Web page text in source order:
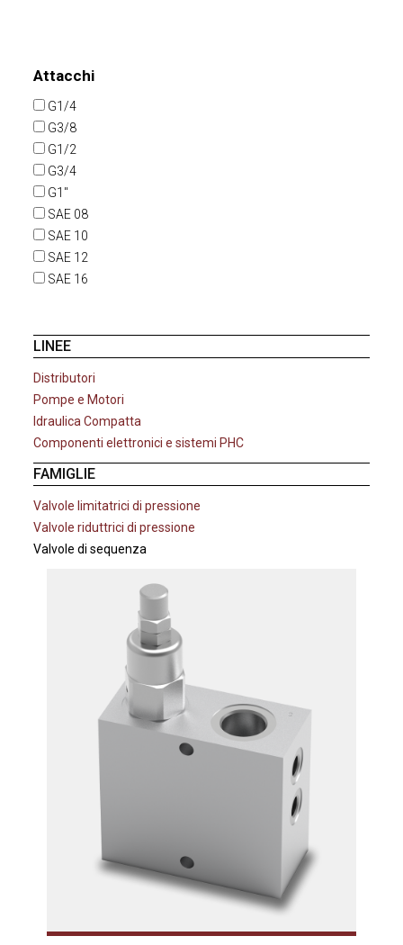
Attacchi
G1/4
G3/8
G1/2
G3/4
G1"
SAE 08
SAE 10
SAE 12
SAE 16
LINEE
Distributori
Pompe e Motori
Idraulica Compatta
Componenti elettronici e sistemi PHC
FAMIGLIE
Valvole limitatrici di pressione
Valvole riduttrici di pressione
Valvole di sequenza